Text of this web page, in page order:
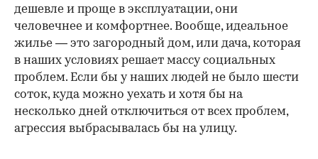
дешевле и проще в эксплуатации, они
человечнее и комфортнее. Вообще, идеальное
жилье — это загородный дом, или дача, которая
в наших условиях решает массу социальных
проблем. Если бы у наших людей не было шести
соток, куда можно уехать и хотя бы на
несколько дней отключиться от всех проблем,
агрессия выбрасывалась бы на улицу.